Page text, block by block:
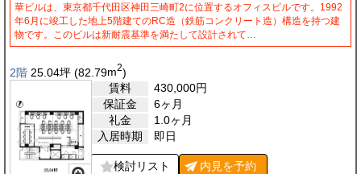
華ビルは、東京都千代田区神田三崎町2に位置するオフィスビルです。1992
年6月に竣工した地上5階建てのRC造（鉄筋コンクリート造）構造を持つ建
物です。このビルは新耐震基準を満たして設計されて…
2階 25.04坪 (82.79m2)
賃料
430,000円
保証金
6ヶ月
礼金
1.0ヶ月
入居時期
即日
検討リスト 内見を予約